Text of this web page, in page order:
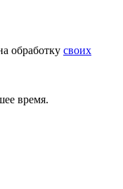
обработку своих
время.